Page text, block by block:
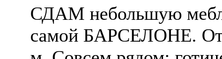
СДАМ небольшую
самой БАРСЕЛОНЕ. От